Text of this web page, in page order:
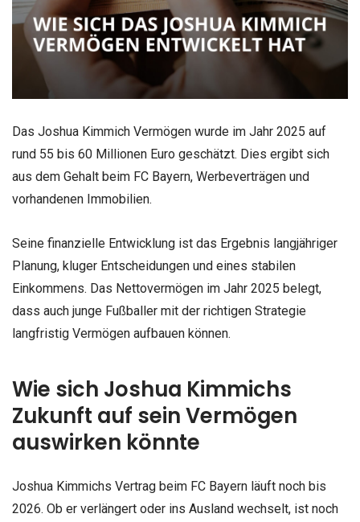
Das Joshua Kimmich Vermögen wurde im Jahr 2025 auf
rund 55 bis 60 Millionen Euro geschätzt. Dies ergibt sich
aus dem Gehalt beim FC Bayern, Werbeverträgen und
vorhandenen Immobilien.
Seine finanzielle Entwicklung ist das Ergebnis langjähriger
Planung, kluger Entscheidungen und eines stabilen
Einkommens. Das Nettovermögen im Jahr 2025 belegt,
dass auch junge Fußballer mit der richtigen Strategie
langfristig Vermögen aufbauen können.
Wie sich Joshua Kimmichs
Zukunft auf sein Vermögen
auswirken könnte
Joshua Kimmichs Vertrag beim FC Bayern läuft noch bis
2026. Ob er verlängert oder ins Ausland wechselt, ist noch